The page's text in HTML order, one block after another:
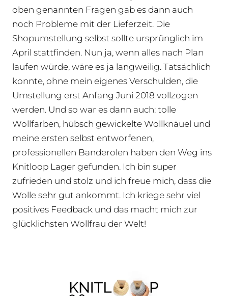
oben genannten Fragen gab es dann auch
noch Probleme mit der Lieferzeit. Die
Shopumstellung selbst sollte ursprünglich im
April stattfinden. Nun ja, wenn alles nach Plan
laufen würde, wäre es ja langweilig. Tatsächlich
konnte, ohne mein eigenes Verschulden, die
Umstellung erst Anfang Juni 2018 vollzogen
werden. Und so war es dann auch: tolle
Wollfarben, hübsch gewickelte Wollknäuel und
meine ersten selbst entworfenen,
professionellen Banderolen haben den Weg ins
Knitloop Lager gefunden. Ich bin super
zufrieden und stolz und ich freue mich, dass die
Wolle sehr gut ankommt. Ich kriege sehr viel
positives Feedback und das macht mich zur
glücklichsten Wollfrau der Welt!